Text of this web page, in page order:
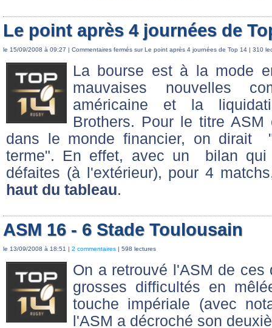
Le point après 4 journées de
le 15/09/2008 à 09:27 | Commentaires fermés sur Le point après 4 journées de Top 14 | 310
La bourse est à la mode
mauvaises nouvelles
américaine et la
Brothers. Pour le titre
dans le monde financier, on dirait
terme". En effet, avec un bilan qui
défaites (à l'extérieur), pour 4
haut du tableau.
ASM 16 - 6 Stade Toulousain
le 13/09/2008 à 18:51 | 2 commentaires | 598 lectures
On a retrouvé l'ASM de ces
grosses difficultés en
touche impériale (avec
l'ASM a décroché son